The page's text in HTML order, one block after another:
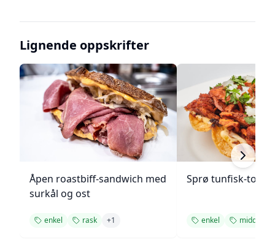
Lignende oppskrifter
Åpen roastbiff-sandwich med
surkål og ost
enkel rask +1
Sprø tunfisk-
enkel middag